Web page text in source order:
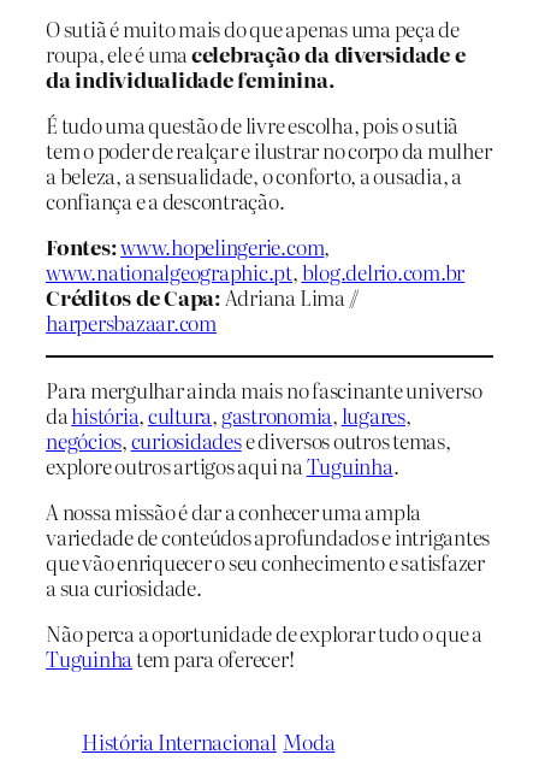
O sutiã é muito mais do que apenas uma peça de
roupa, ele é umacelebração da diversidade e
da individualidade feminina.
É tudo uma questão de livre escolha, pois o sutiã
tem o poder de realçar e ilustrar no corpo da mulher
a beleza, a sensualidade, o conforto, a ousadia, a
confiança e a descontração.
Fontes:www.hopelingerie.com,
www.nationalgeographic.pt,blog.delrio.com.br
Créditos de Capa: Adriana Lima //
harpersbazaar.com
Para mergulhar ainda mais no fascinante universo
dahistória,cultura, gastronomia,lugares,
negócios,curiosidadese diversos outros temas,
explore outros artigos aqui naTuguinha.
A nossa missão é dar a conhecer uma ampla
variedade de conteúdos aprofundados e intrigantes
que vão enriquecer o seu conhecimento e satisfazer
a sua curiosidade.
Não perca a oportunidade de explorar tudo o que a
Tuguinha tem para oferecer!
História Internacional Moda